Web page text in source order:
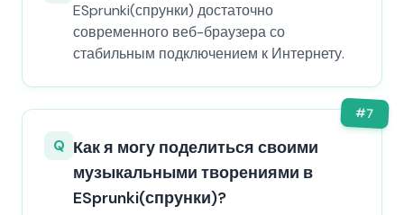
ESprunki(спрунки) достаточно
современного веб-браузера со
стабильным подключением к Интернету.
#7
Q Как я могу поделиться своими
музыкальными творениями в
ESprunki(спрунки)?